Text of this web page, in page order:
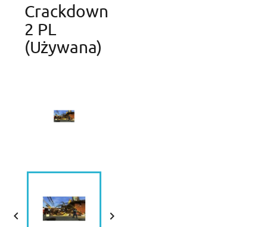
Crackdown
2 PL
(używana)
 